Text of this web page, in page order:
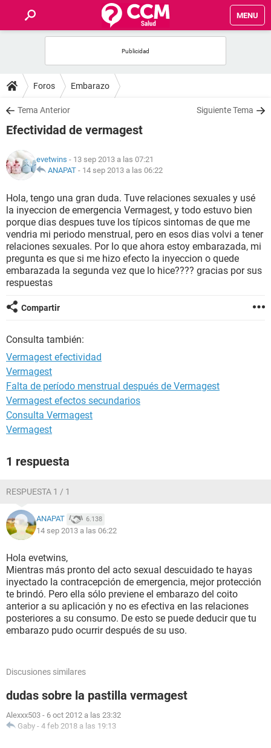
MENU
FOROS
SALUD
NUTRICIÓN
BIENESTAR
SEXUALIDAD
GLOSARIO
Foros Embarazo
Tema Anterior Siguiente Tema
Efectividad de vermagest
evetwins - 13 sep 2013 a las 07:21
ANAPAT - 14 sep 2013 a las 06:22
Hola, tengo una gran duda. Tuve relaciones sexuales y usé
la inyeccion de emergencia Vermagest, y todo estuvo bien
porque dias despues tuve los típicos sintomas de que me
vendria mi periodo menstrual, pero en esos dias volvi a tener
relaciones sexuales. Por lo que ahora estoy embarazada, mi
pregunta es que si me hizo efecto la inyeccion o quede
embarazada la segunda vez que lo hice???? gracias por sus
respuestas
Compartir
Consulta también:
Vermagest efectividad
Vermagest
Falta de período menstrual después de Vermagest
Vermagest efectos secundarios
Consulta Vermagest
Vermagest
1 respuesta
RESPUESTA 1 / 1
ANAPAT 6.138
14 sep 2013 a las 06:22
Hola evetwins,
Mientras más pronto del acto sexual descuidado te hayas
inyectado la contracepción de emergencia, mejor protección
te brindó. Pero ella sólo previene el embarazo del coito
anterior a su aplicación y no es efectiva en las relaciones
posteriores a su consumo. De esto se puede deducir que tu
embarazo pudo ocurrir después de su uso.
Discusiones similares
dudas sobre la pastilla vermagest
Alexxx503 - 6 oct 2012 a las 23:32
Gaby - 4 feb 2018 a las 19:13